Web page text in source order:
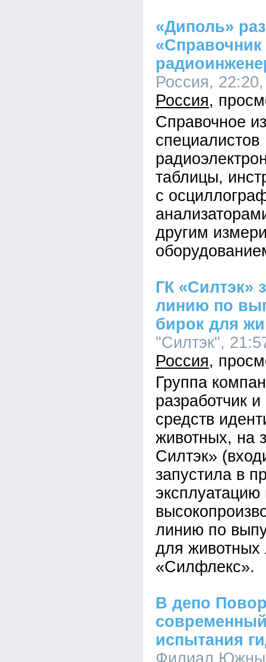
«Диполь»
«Справочник
Россия,
Россия
Справочное
специалистов
таблицы,
с
другим
ГК «Силтэк»
линию по
бирок для
"Силтэк",
Россия
Группа
разработчик
средств
животных, на
Силтэк»
запустила в
линию по
для животных
«Силфлекс».
В депо
испытания
Филиал